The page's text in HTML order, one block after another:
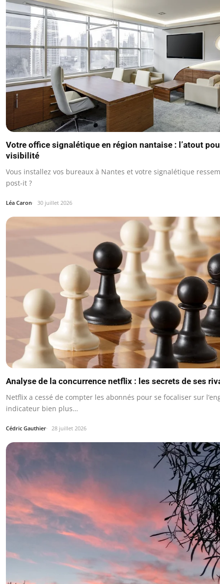
Votre office signalétique en région nantaise : l’atout
visibilité
Vous installez vos bureaux à Nantes et votre signalétique
post-it ?
Léa Caron 30 juillet 2026
Analyse de la concurrence netflix : les secrets de ses
Netflix a cessé de compter les abonnés pour se focaliser sur
indicateur bien plus…
Cédric Gauthier 28 juillet 2026